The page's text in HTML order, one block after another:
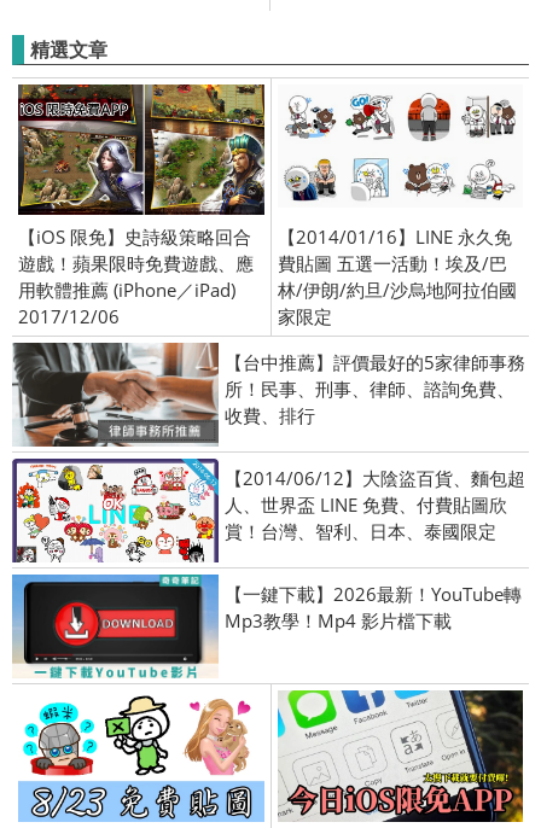
精選文章
【iOS 限免】史詩級策略回合
遊戲！蘋果限時免費遊戲、應
用軟體推薦 (iPhone／iPad)
2017/12/06
【2014/01/16】LINE 永久免
費貼圖 五選一活動！埃及/巴
林/伊朗/約旦/沙烏地阿拉伯國
家限定
【台中推薦】評價最好的5家律師事務
所！民事、刑事、律師、諮詢免費、
收費、排行
【2014/06/12】大陰盜百貨、麵包超
人、世界盃 LINE 免費、付費貼圖欣
賞！台灣、智利、日本、泰國限定
【一鍵下載】2026最新！YouTube轉
Mp3教學！Mp4 影片檔下載